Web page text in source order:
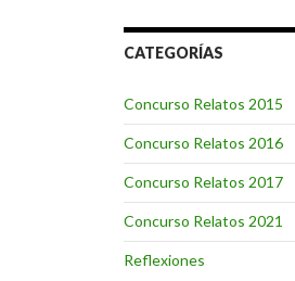
CATEGORÍAS
Concurso Relatos 2015
Concurso Relatos 2016
Concurso Relatos 2017
Concurso Relatos 2021
Reflexiones